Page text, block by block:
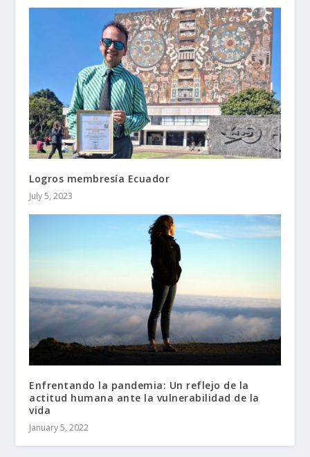
Logros membresía Ecuador
July 5, 2023
Enfrentando la pandemia: Un reflejo de la
actitud humana ante la vulnerabilidad de la
vida
January 5, 2022